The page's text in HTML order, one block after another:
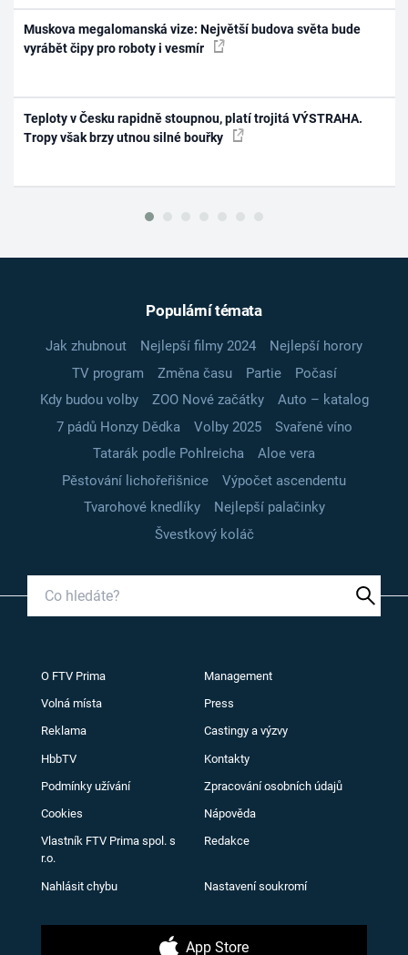
Muskova megalomanská vize: Největší budova světa bude
vyrábět čipy pro roboty i vesmír
Teploty v Česku rapidně stoupnou, platí trojitá VÝSTRAHA.
Tropy však brzy utnou silné bouřky
Populární témata
Jak zhubnout Nejlepší filmy 2024
Nejlepší horory
TV program
Změna času Partie
Počasí
Kdy budou volby
ZOO Nové začátky
Auto – katalog
7 pádů Honzy Dědka
Volby 2025
Svařené víno
Tatarák podle Pohlreicha
Aloe vera
Pěstování lichořeřišnice
Výpočet ascendentu
Tvarohové knedlíky
Nejlepší palačinky
Švestkový koláč
O FTV Prima Management
Volná místa Press
Reklama Castingy a výzvy
HbbTV Kontakty
Podmínky užívání Zpracování osobních údajů
Cookies Nápověda
Vlastník FTV Prima spol. s
r.o.
Redakce
Nahlásit chybu Nastavení soukromí
App Store